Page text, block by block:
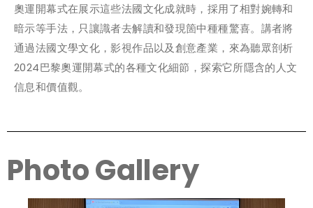
奧運開幕式在展示這些法國文化成就時，採用了相對婉轉和
暗示等手法，只讓識者去解讀和發現箇中種種驚喜。講者將
通過法國文學文化，影視作品以及創意產業，來為聽眾剖析
2024巴黎奧運開幕式的各種文化細節，探索它所隱含的人文
信息和價值觀。
Photo Gallery